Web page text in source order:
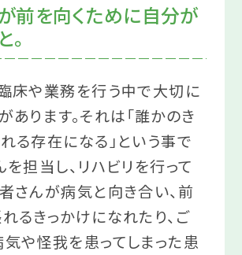
前を向くために自分が
。
床や業務を行う中で大切に
あります。それは「誰かのき
る存在になる」という事で
を担当し、リハビリを行って
さんが病気と向き合い、前
るきっかけになれたり、ご
や怪我を患ってしまった患